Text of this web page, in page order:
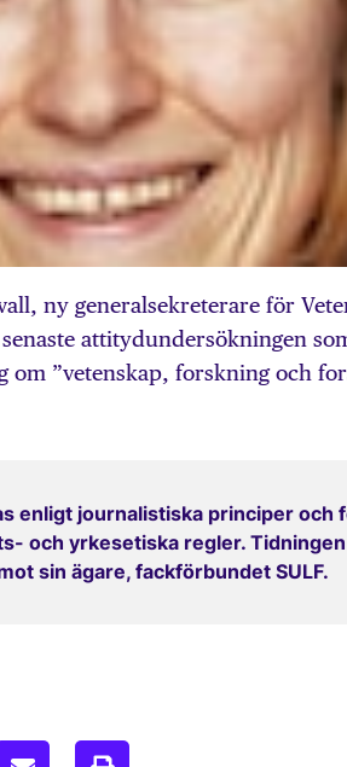
ny generalsekreterare för
attitydundersökningen
om ”vetenskap, forskning och
enligt journalistiska principer och
och yrkesetiska regler.
sin ägare, fackförbundet SULF.